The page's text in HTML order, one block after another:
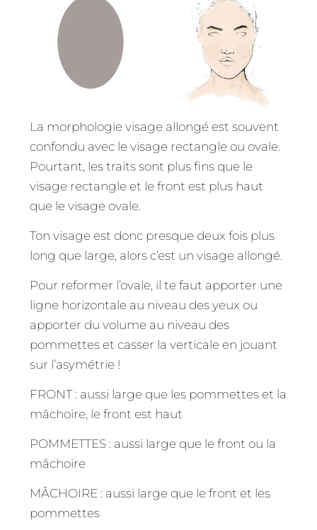
La morphologie visage allongé est souvent
confondu avec le visage rectangle ou ovale.
Pourtant, les traits sont plus fins que le
visage rectangle et le front est plus haut
que le visage ovale.
Ton visage est donc presque deux fois plus
long que large, alors c’est un visage allongé.
Pour reformer l’ovale, il te faut apporter une
ligne horizontale au niveau des yeux ou
apporter du volume au niveau des
pommettes et casser la verticale en jouant
sur l’asymétrie !
FRONT : aussi large que les pommettes et la
mâchoire, le front est haut
POMMETTES : aussi large que le front ou la
mâchoire
MÂCHOIRE : aussi large que le front et les
pommettes